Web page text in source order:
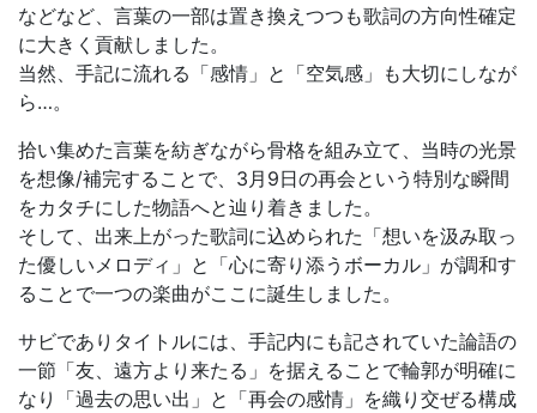
などなど、言葉の一部は置き換えつつも歌詞の方向性確定
に大きく貢献しました。
当然、手記に流れる「感情」と「空気感」も大切にしなが
ら…。
拾い集めた言葉を紡ぎながら骨格を組み立て、当時の光景
を想像/補完することで、3月9日の再会という特別な瞬間
をカタチにした物語へと辿り着きました。
そして、出来上がった歌詞に込められた「想いを汲み取っ
た優しいメロディ」と「心に寄り添うボーカル」が調和す
ることで一つの楽曲がここに誕生しました。
サビでありタイトルには、手記内にも記されていた論語の
一節「友、遠方より来たる」を据えることで輪郭が明確に
なり「過去の思い出」と「再会の感情」を織り交ぜる構成